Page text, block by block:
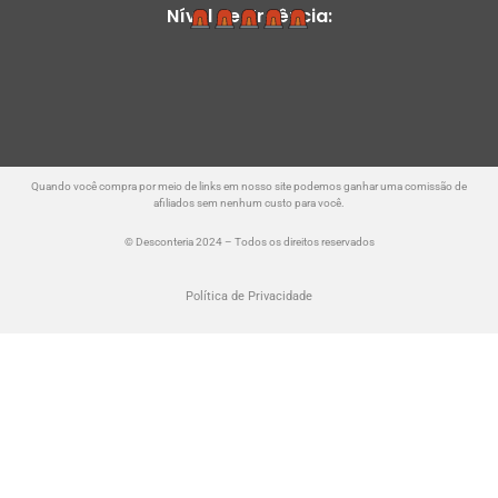
Nível de Urgência:
Quando você compra por meio de links em nosso site podemos ganhar uma comissão de
afiliados sem nenhum custo para você.
© Desconteria 2024 – Todos os direitos reservados
Política de Privacidade